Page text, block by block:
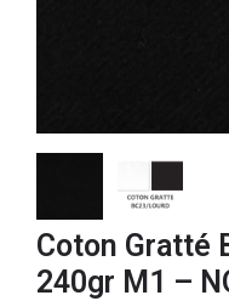
Coton Gratté
240gr M1 –